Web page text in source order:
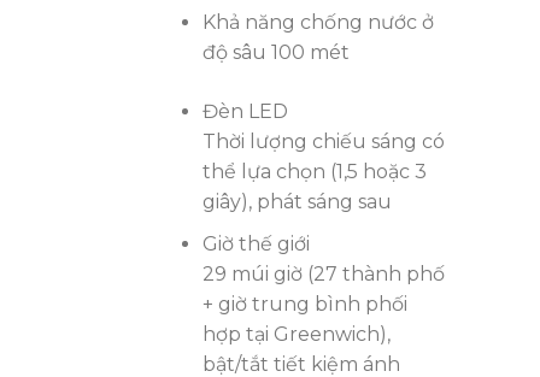
Khả năng chống nước ở
độ sâu 100 mét
Đèn LED
Thời lượng chiếu sáng có
thể lựa chọn (1,5 hoặc 3
giây), phát sáng sau
Giờ thế giới
29 múi giờ (27 thành phố
+ giờ trung bình phối
hợp tại Greenwich),
bật/tắt tiết kiệm ánh